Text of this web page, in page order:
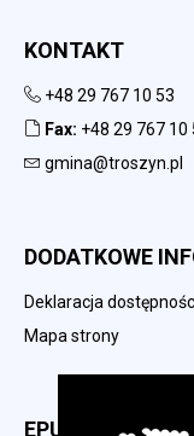
KONTAKT
+48 29 767 10 53
Fax: +48 29 767 10
gmina@troszyn.pl
DODATKOWE
Deklaracja
Mapa strony
EPUAP